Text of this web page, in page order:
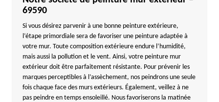
69590
Si vous désirez parvenir à une bonne peinture extérieure,
l’étape primordiale sera de favoriser une peinture adaptée à
votre mur. Toute composition extérieure endure l’humidité,
mais aussi la pollution et le vent. Ainsi, votre peinture mur
extérieur doit être parfaitement résistante. Pour prévenir les
marques perceptibles à l’assèchement, nos peindrons une seule
fois chaque face des murs extérieurs. Également, veillez à ne
pas peindre en temps ensoleillé. Nous favoriserons la matinée